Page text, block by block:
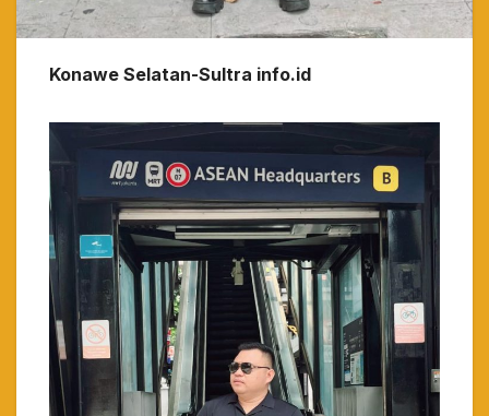
Konawe Selatan-Sultra info.id